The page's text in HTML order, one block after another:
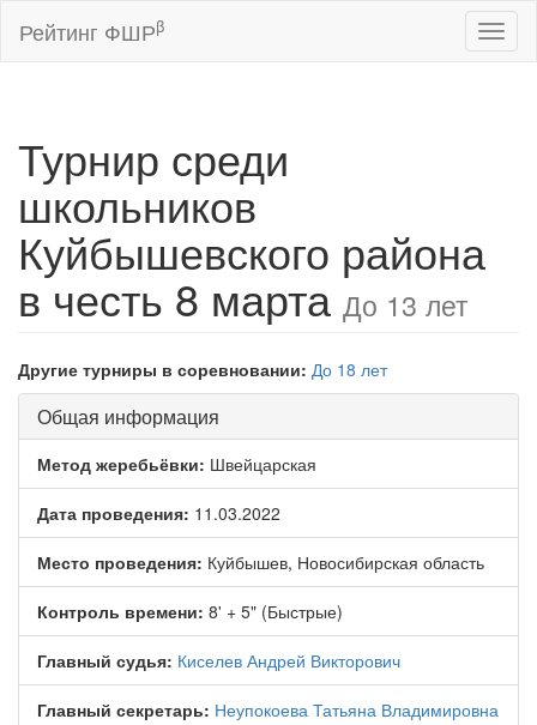
Рейтинг ФШРβ
Турнир среди
школьников
Куйбышевского района
в честь 8 марта До 13 лет
Другие турниры в соревновании: До 18 лет
Общая информация
Метод жеребьёвки: Швейцарская
Дата проведения: 11.03.2022
Место проведения: Куйбышев, Новосибирская область
Контроль времени: 8' + 5" (Быстрые)
Главный судья: Киселев Андрей Викторович
Главный секретарь: Неупокоева Татьяна Владимировна